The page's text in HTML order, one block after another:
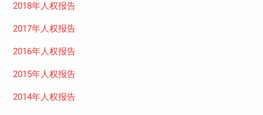
2018年人权报告
2017年人权报告
2016年人权报告
2015年人权报告
2014年人权报告